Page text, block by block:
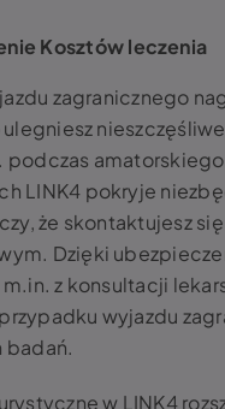
Kosztów leczenia
zagranicznego
LINK4 pokryje
że skontaktujesz się
Dzięki
z konsultacji
wyjazdu
badań.
w LINK4